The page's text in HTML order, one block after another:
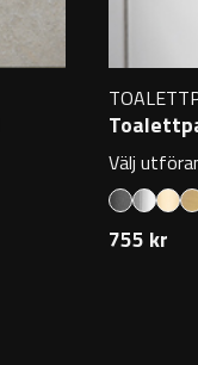
Välj
755 kr